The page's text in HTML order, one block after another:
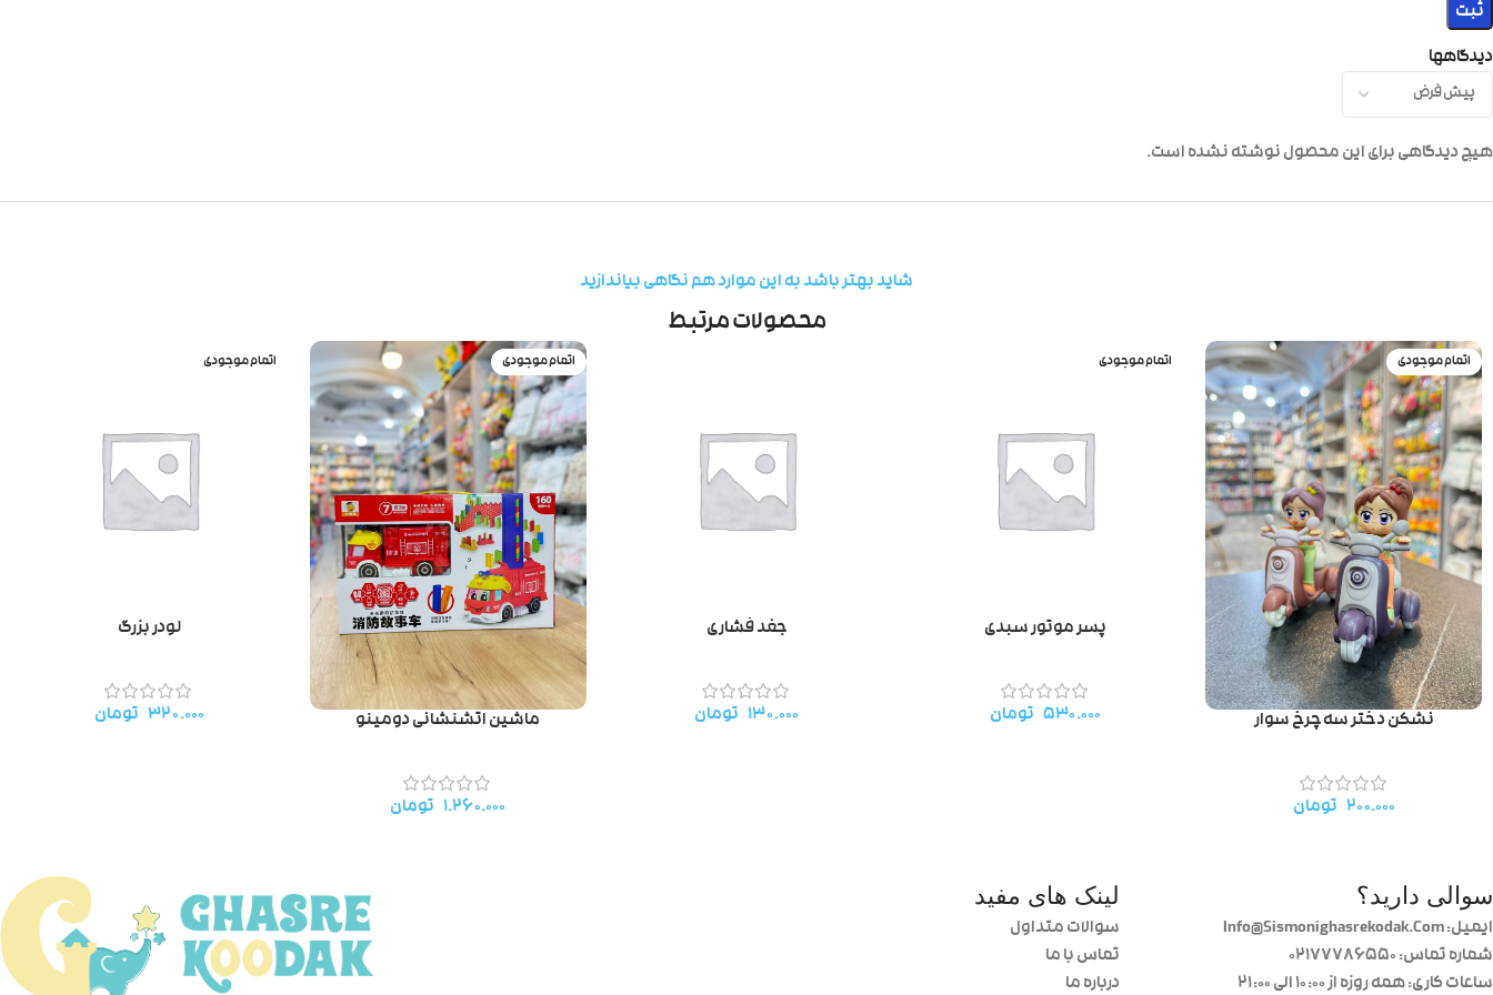
دیدگاهها
هیچ دیدگاهی برای این محصول نوشته نشده است.
شاید بهتر باشد به این موارد هم نگاهی بیاندازید
محصولات مرتبط
اتمام موجودی
نشکن دختر سه چرخ سوار
۲۰۰.۰۰۰ تومان
اتمام موجودی
پسر موتور سبدی
۵۳۰.۰۰۰ تومان
جغد فشاری
۱۳۰.۰۰۰ تومان
اتمام موجودی
ماشین اتشنشانی دومینو
۱.۲۶۰.۰۰۰ تومان
اتمام موجودی
لودر بزرگ
۳۲۰.۰۰۰ تومان
سوالی دارید؟
ایمیل: Info@Sismonighasrekodak.Com
شماره تماس: 02177786550
ساعات کاری: همه روزه از ۱۰:۰۰ الی ۲۱:۰۰
لینک های مفید
سوالات متداول
تماس با ما
درباره ما